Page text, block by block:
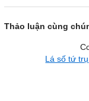
Thảo luận cùng
Lá số tứ trụ